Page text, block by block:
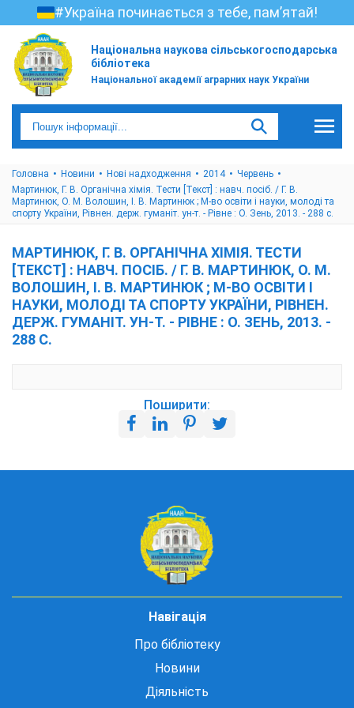
#Україна починається з тебе, пам’ятай!
Національна наукова сільськогосподарська
бібліотека
Національної академії аграрних наук України
Головна Новини Нові надходження 2014
Червень
Мартинюк, Г. В. Органічна хімія. Тести [Текст] : навч. посіб. / Г. В.
Мартинюк, О. М. Волошин, І. В. Мартинюк ; М-во освіти і науки, молоді та
спорту України, Рівнен. держ. гуманіт. ун-т. - Рівне : О. Зень, 2013. - 288 с.
МАРТИНЮК, Г. В. ОРГАНІЧНА ХІМІЯ. ТЕСТИ
[ТЕКСТ] : НАВЧ. ПОСІБ. / Г. В. МАРТИНЮК, О. М.
ВОЛОШИН, І. В. МАРТИНЮК ; М-ВО ОСВІТИ І
НАУКИ, МОЛОДІ ТА СПОРТУ УКРАЇНИ, РІВНЕН.
ДЕРЖ. ГУМАНІТ. УН-Т. - РІВНЕ : О. ЗЕНЬ, 2013. -
288 С.
Поширити:
Навігація
Про бібліотеку
Новини
Діяльність